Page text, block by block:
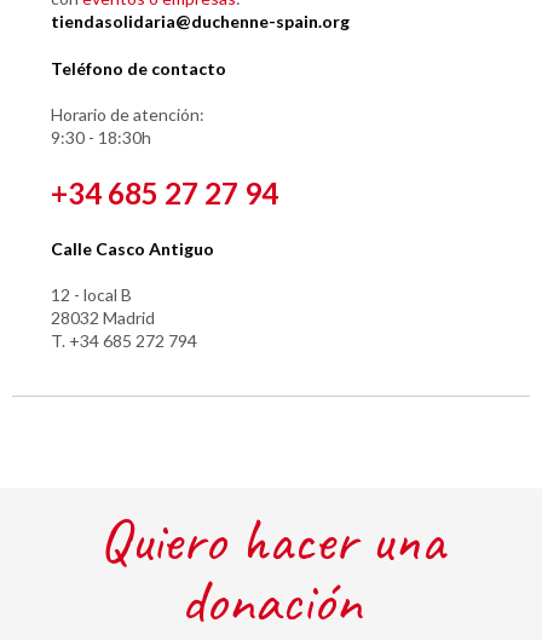
tiendasolidaria@duchenne-spain.org
Teléfono de contacto
Horario de atención:
9:30 - 18:30h
+34 685 27 27 94
Calle Casco Antiguo
12 - local B
28032 Madrid
T. +34 685 272 794
Quiero hacer una
donación